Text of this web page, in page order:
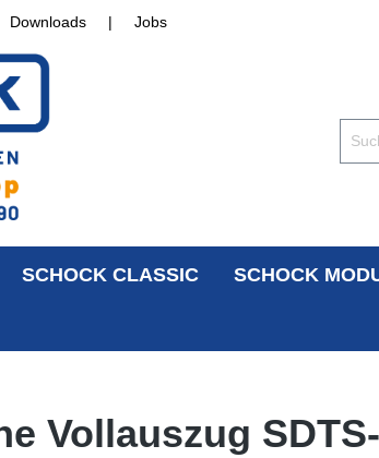
Downloads | Jobs
SCHOCK CLASSIC SCHOCK
Vollauszug